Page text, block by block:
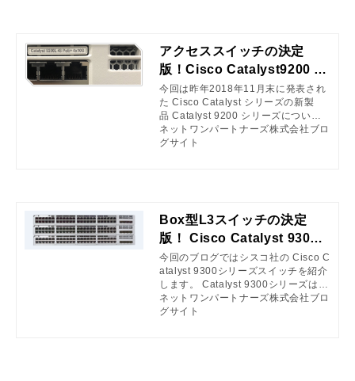
アクセススイッチの決定
版！Cisco Catalyst9200 ご
紹介 | ネットワンパートナー
ズ株式会社ブログサイト
今回は昨年2018年11月末に発表され
た Cisco Catalyst シリーズの新製
品 Catalyst 9200 シリーズについて
詳しくご説明したいと思います。
ネットワンパートナーズ株式会社ブロ
グサイト
Box型L3スイッチの決定
版！ Cisco Catalyst 9300
ご紹介
今回のブログではシスコ社の Cisco C
atalyst 9300シリーズスイッチを紹介
します。 Catalyst 9300シリーズはC
atalyst 9000ファミリースイッチの中
で一番初めにリリースされたシリーズ
ネットワンパートナーズ株式会社ブロ
グサイト